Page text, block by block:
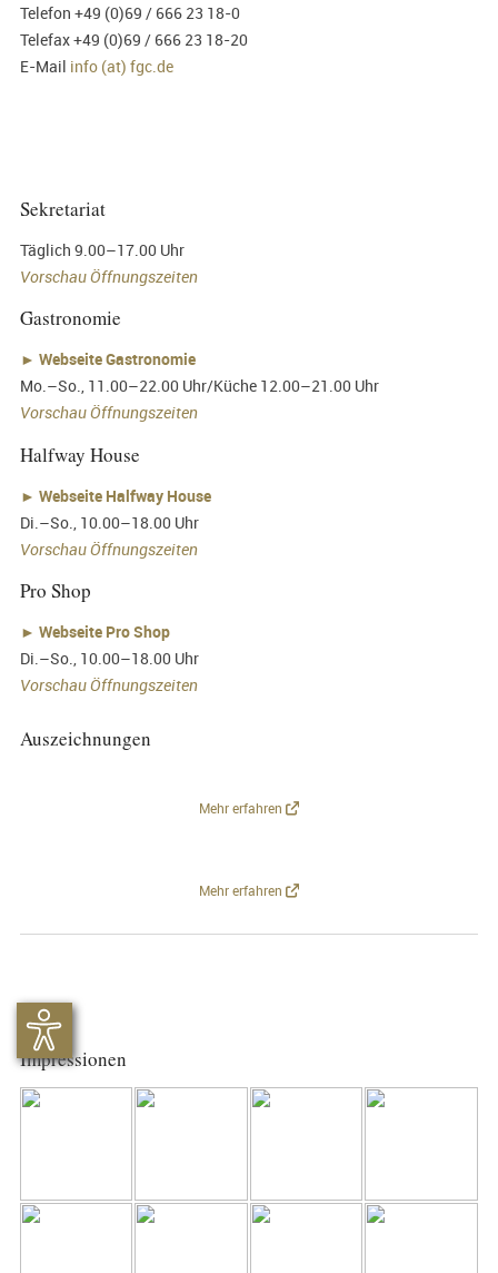
Telefon +49 (0)69 / 666 23 18-0
Telefax +49 (0)69 / 666 23 18-20
E-Mail info (at) fgc.de
Sekretariat
Täglich 9.00–17.00 Uhr
Vorschau Öffnungszeiten
Gastronomie
► Webseite Gastronomie
Mo.–So., 11.00–22.00 Uhr/Küche 12.00–21.00 Uhr
Vorschau Öffnungszeiten
Halfway House
► Webseite Halfway House
Di.–So., 10.00–18.00 Uhr
Vorschau Öffnungszeiten
Pro Shop
► Webseite Pro Shop
Di.–So., 10.00–18.00 Uhr
Vorschau Öffnungszeiten
Auszeichnungen
Mehr erfahren
Mehr erfahren
Impressionen